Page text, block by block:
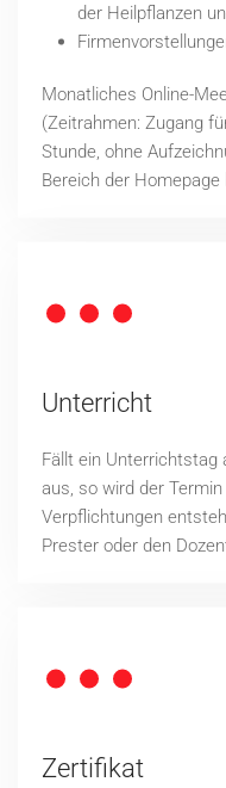
der Heilpflanzen
Monatliches Online-
(Zeitrahmen: Zugang
Stunde, ohne
Bereich der
Unterricht
Fällt ein Unterrichtstag
aus, so wird der
Verpflichtungen
Prester oder den
Zertifikat